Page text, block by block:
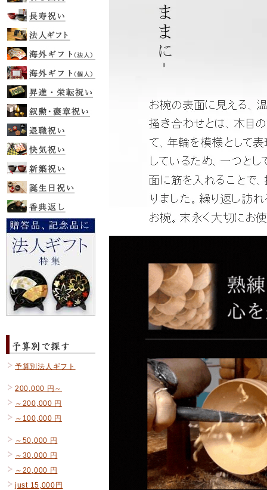
予算別法人ギフト
200,000 円～
～200,000 円
～100,000 円
～50,000 円
～30,000 円
～20,000 円
just 15,000円